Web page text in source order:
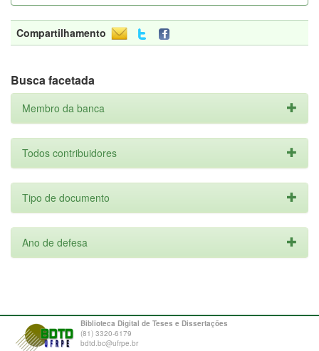
Compartilhamento
Busca facetada
Membro da banca
Todos contribuidores
Tipo de documento
Ano de defesa
Biblioteca Digital de Teses e Dissertações
(81) 3320-6179
bdtd.bc@ufrpe.br